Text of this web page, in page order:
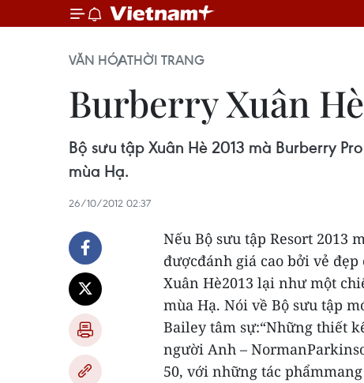
VĂN HÓATHỜI TRANG
Burberry Xuân
Bộ sưu tập Xuân Hè 2013 mà Burberry
mùa Hạ.
26/10/2012 02:37
Nếu Bộ sưu tập Resort 2013
đượcđánh giá cao bởi vẻ
Xuân Hè2013 lại như một
mùa Hạ. Nói về Bộ sưu tập
Bailey tâm sự:“Những thiết
người Anh –
50, với những tác